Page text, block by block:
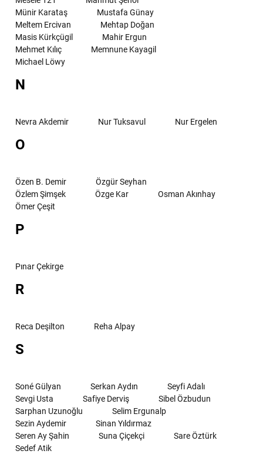
Münir Karataş
Mustafa Günay
Meltem Ercivan
Mehtap Doğan
Masis Kürkçügil
Mahir Ergun
Mehmet Kılıç
Memnune Kayagil
Michael Löwy
N
Nevra Akdemir Nur Tuksavul Nur Ergelen
O
Özen B. Demir
Özgür Seyhan
Özlem Şimşek
Özge Kar
Osman Akınhay
Ömer Çeşit
P
Pınar Çekirge
R
Reca Deşilton Reha Alpay
S
Soné Gülyan Serkan Aydın
Seyfi Adalı
Sevgi Usta
Safiye Derviş
Sibel Özbudun
Sarphan Uzunoğlu
Selim Ergunalp
Sezin Aydemir
Sinan Yıldırmaz
Seren Ay Şahin
Suna Çiçekçi
Sare Öztürk
Sedef Atik